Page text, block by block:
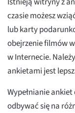
czasie możesz
lub karty
obejrzenie filmów
w Internecie.
ankietami jest
Wypełnianie
odbywać się na